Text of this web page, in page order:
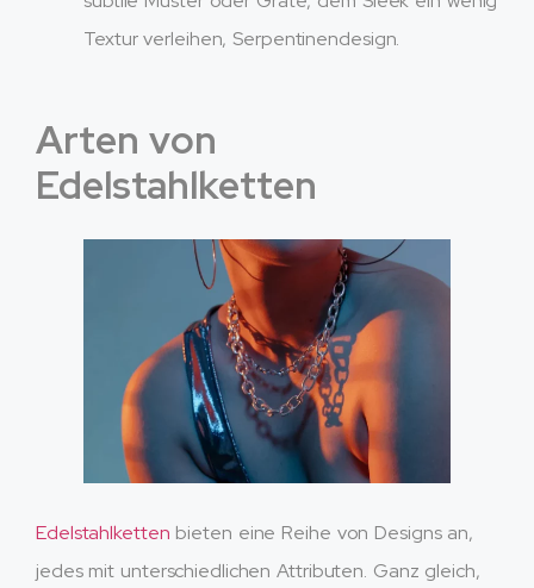
Textur verleihen, Serpentinendesign.
Arten von
Edelstahlketten
Edelstahlketten bieten eine Reihe von Designs an,
jedes mit unterschiedlichen Attributen. Ganz gleich,